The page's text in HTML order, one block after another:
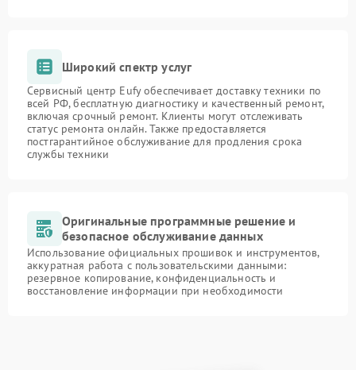
Широкий спектр услуг
Сервисный центр Eufy обеспечивает доставку техники по
всей РФ, бесплатную диагностику и качественный ремонт,
включая срочный ремонт. Клиенты могут отслеживать
статус ремонта онлайн. Также предоставляется
постгарантийное обслуживание для продления срока
службы техники
Оригинальные программные решение и
безопасное обслуживание данных
Использование официальных прошивок и инструментов,
аккуратная работа с пользовательскими данными:
резервное копирование, конфиденциальность и
восстановление информации при необходимости